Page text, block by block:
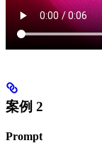
案例 2
Prompt